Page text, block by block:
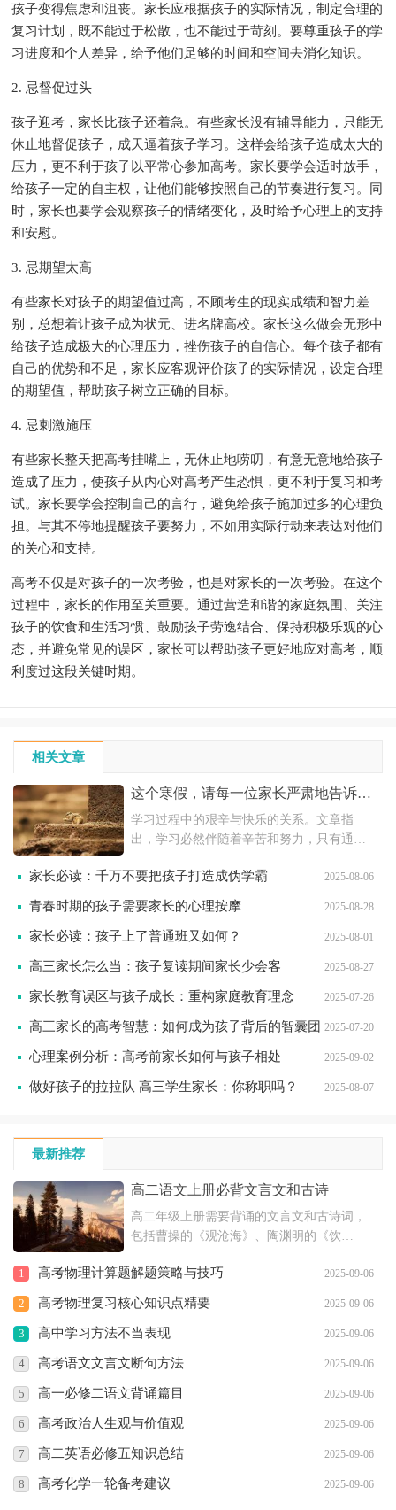
孩子变得焦虑和沮丧。家长应根据孩子的实际情况，制定合理的
复习计划，既不能过于松散，也不能过于苛刻。要尊重孩子的学
习进度和个人差异，给予他们足够的时间和空间去消化知识。
2. 忌督促过头
孩子迎考，家长比孩子还着急。有些家长没有辅导能力，只能无
休止地督促孩子，成天逼着孩子学习。这样会给孩子造成太大的
压力，更不利于孩子以平常心参加高考。家长要学会适时放手，
给孩子一定的自主权，让他们能够按照自己的节奏进行复习。同
时，家长也要学会观察孩子的情绪变化，及时给予心理上的支持
和安慰。
3. 忌期望太高
有些家长对孩子的期望值过高，不顾考生的现实成绩和智力差
别，总想着让孩子成为状元、进名牌高校。家长这么做会无形中
给孩子造成极大的心理压力，挫伤孩子的自信心。每个孩子都有
自己的优势和不足，家长应客观评价孩子的实际情况，设定合理
的期望值，帮助孩子树立正确的目标。
4. 忌刺激施压
有些家长整天把高考挂嘴上，无休止地唠叨，有意无意地给孩子
造成了压力，使孩子从内心对高考产生恐惧，更不利于复习和考
试。家长要学会控制自己的言行，避免给孩子施加过多的心理负
担。与其不停地提醒孩子要努力，不如用实际行动来表达对他们
的关心和支持。
高考不仅是对孩子的一次考验，也是对家长的一次考验。在这个
过程中，家长的作用至关重要。通过营造和谐的家庭氛围、关注
孩子的饮食和生活习惯、鼓励孩子劳逸结合、保持积极乐观的心
态，并避免常见的误区，家长可以帮助孩子更好地应对高考，顺
利度过这段关键时期。
相关文章
这个寒假，请每一位家长严肃地告诉孩
子：学习肯定是辛苦的
学习过程中的艰辛与快乐的关系。文章指
出，学习必然伴随着辛苦和努力，只有通过
成绩。优秀的成绩需要孩子在别人娱乐时静
下心来学习，付出努力。同时，家长应培养
学习是一种责任。文章强调
2025-08-06
家长必读：千万不要把孩子打造成伪学霸
2025-08-28
青春时期的孩子需要家长的心理按摩
2025-08-01
家长必读：孩子上了普通班又如何？
2025-08-27
高三家长怎么当：孩子复读期间家长少会客
2025-07-26
家长教育误区与孩子成长：重构家庭教育理念
2025-07-20
高三家长的高考智慧：如何成为孩子背后的智囊团
2025-09-02
心理案例分析：高考前家长如何与孩子相处
2025-08-07
做好孩子的拉拉队 高三学生家长：你称职吗？
最新推荐
高二语文上册必背文言文和古诗
高二年级上册需要背诵的文言文和古诗词，
包括曹操的《观沧海》、陶渊明的《饮
作品。这些诗文具有深厚的文化底蕴，体现
了古代文学的魅力，对于提高学生的文学素
养和语文水平具有重要意义。
1 2025-09-06
高考物理计算题解题策略与技巧
2 2025-09-06
高考物理复习核心知识点精要
3 2025-09-06
高中学习方法不当表现
4 2025-09-06
高考语文文言文断句方法
5 2025-09-06
高一必修二语文背诵篇目
6 2025-09-06
高考政治人生观与价值观
7 2025-09-06
高二英语必修五知识总结
8 2025-09-06
高考化学一轮备考建议